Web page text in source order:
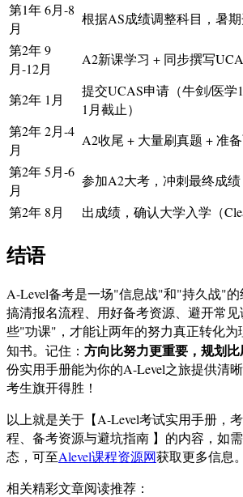
第1年 6月-8
月
根据AS成绩调整科目，暑
第2年 9
月-12月
A2新课学习 + 同步撰写
第2年 1月
提交UCAS申请（牛剑/医学
1月截止）
第2年 2月-4
月
A2收尾 + 大量刷真题 + 准备
第2年 5月-6
月
参加A2大考，冲刺最终成绩
第2年 8月
出成绩，确认大学入学（
结语
A-Level备考是一场"信息战"和"持久战"的
搞清报名流程、用好备考资源、避开常
些"功课"，才能让两年的努力真正转化为
知书。记住： 方向比努力更重要，规划
份实用手册能为你的A-Level之旅提供清
考生旗开得胜！
以上就是关于【A-Level考试实用手册，
程、备考资源与避坑指南 】的内容，如
态，可至Alevel课程资源网获取更多信息。
相关精彩文章阅读推荐：